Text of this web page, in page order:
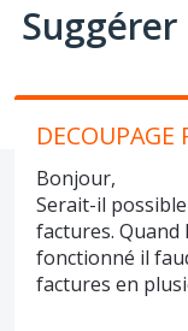
Bonjour,
Serait-il
factures. Quand
fonctionné il
factures en